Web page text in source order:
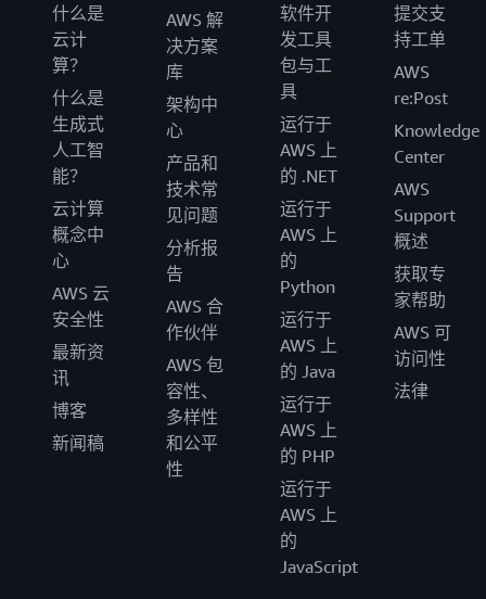
什么是
云计
算？
什么是
生成式
人工智
能？
云计算
概念中
心
AWS 云
安全性
最新资
讯
博客
新闻稿
AWS 解
决方案
库
架构中
心
产品和
技术常
见问题
分析报
告
AWS 合
作伙伴
AWS 包
容性、
多样性
和公平
性
软件开
发工具
包与工
具
运行于
AWS 上
的 .NET
运行于
AWS 上
的
Python
运行于
AWS 上
的 Java
运行于
AWS 上
的 PHP
运行于
AWS 上
的
JavaScript
提交支
持工单
AWS
re:Post
Knowledge
Center
AWS
Support
概述
获取专
家帮助
AWS 可
访问性
法律